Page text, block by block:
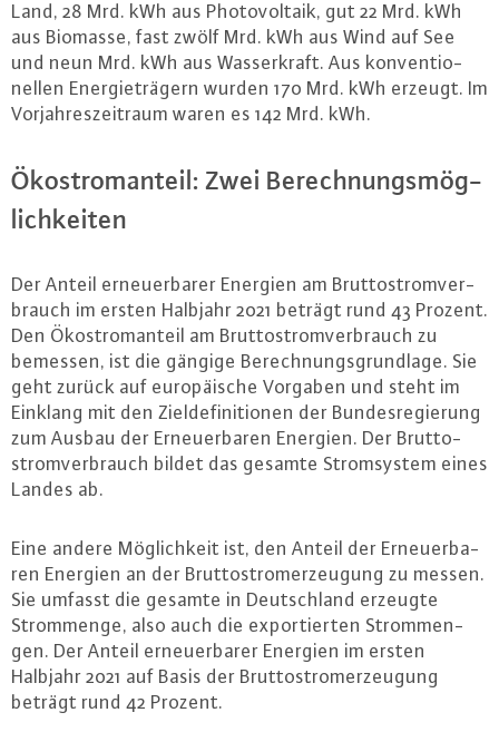
Land, 28 Mrd. kWh aus Pho­to­vol­ta­ik, gut 22 Mrd. kWh
aus Biomasse, fast zwölf Mrd. kWh aus Wind auf See
und neun Mrd. kWh aus Was­ser­kraft. Aus kon­ven­tio­
nel­len En­er­gie­trä­gern wurden 170 Mrd. kWh erzeugt. Im
Vor­jah­res­zeit­raum waren es 142 Mrd. kWh.
Öko­strom­an­teil: Zwei Be­rech­nungs­mög­
lich­kei­ten
Der Anteil er­neu­er­ba­rer Energien am Brut­to­strom­ver­
brauch im ersten Halbjahr 2021 beträgt rund 43 Prozent.
Den Öko­strom­an­teil am Brut­to­strom­ver­brauch zu
bemessen, ist die gängige Be­rech­nungs­grund­la­ge. Sie
geht zurück auf eu­ro­päi­sche Vorgaben und steht im
Einklang mit den Ziel­de­fi­ni­tio­nen der Bun­des­re­gie­rung
zum Ausbau der Er­neu­er­ba­ren Energien. Der Brut­to­
strom­ver­brauch bildet das gesamte Strom­sys­tem eines
Landes ab.
Eine andere Mög­lich­keit ist, den Anteil der Er­neu­er­ba­
ren Energien an der Brut­to­strom­er­zeu­gung zu messen.
Sie umfasst die gesamte in Deutsch­land erzeugte
Strom­men­ge, also auch die ex­por­tier­ten Strom­men­
gen. Der Anteil er­neu­er­ba­rer Energien im ersten
Halbjahr 2021 auf Basis der Brut­to­strom­er­zeu­gung
beträgt rund 42 Prozent.